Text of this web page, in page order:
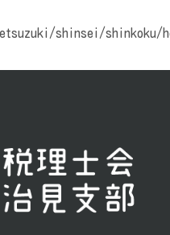
shinsei/shinkoku/